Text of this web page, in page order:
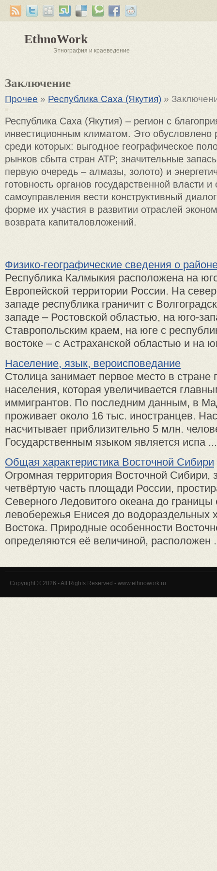
EthnoWork
Этнография и краеведение
Заключение
Прочее » Республика Саха (Якутия) »
Республика Саха (Якутия) – регион с
инвестиционным климатом. Это обусловлено
среди которых: выгодное географическое
рынков сбыта стран АТР; значительные
первую очередь – алмазы, золото) и
готовность органов государственной власти и
самоуправления вести конструктивный
форме их участия в развитии отраслей
возврата капиталовложений.
Физико-географические сведения о
Республика Калмыкия расположена на
Европейской территории России. На
западе республика граничит с
западе – Ростовской областью, на юго-
Ставропольским краем, на юге с
востоке – с Астраханской областью и на
Население, язык, вероисповедание
Столица занимает первое место в стране
населения, которая увеличивается
иммигрантов. По последним данным, в
проживает около 16 тыс. иностранцев.
насчитывает приблизительно 5 млн.
Государственным языком является испа ...
Общая характеристика Восточной Сибири
Огромная территория Восточной
четвёртую часть площади России,
Северного Ледовитого океана до
левобережья Енисея до водораздельных
Востока. Природные особенности
определяются её величиной, расположен
Copyright © 2026 - All Rights Reserved - www.ethnowork.ru